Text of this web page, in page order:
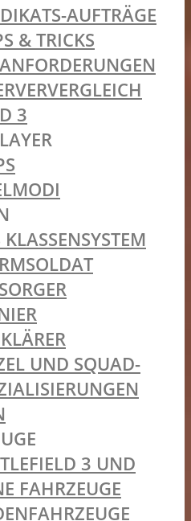
AUFTRÄGE
& TRICKS
3
KLASSENSYSTEM
UND SQUAD-
3 UND
FAHRZEUGE